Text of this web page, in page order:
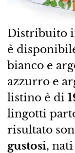
Distribuito
è
bianco e
azzurro e
listino è di
lingotti
risultato
gustosi,